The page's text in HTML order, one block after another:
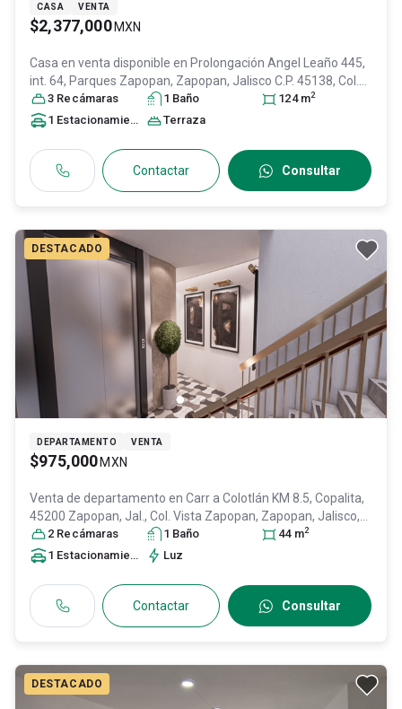
CASA VENTA
$2,377,000 MXN
Casa en venta disponible en Prolongación Angel Leaño 445,
int. 64, Parques Zapopan, Zapopan, Jalisco C.P. 45138, Col.
Militar Zapopan,
Zapopan, Jalisco , México, C.P. 45138
29739108
3 Recámaras 1 Baño 124 m2
1 Estacionamiento Terraza
Contactar Consultar
DESTACADO
DEPARTAMENTO VENTA
$975,000 MXN
Venta de departamento en Carr a Colotlán KM 8.5, Copalita,
45200 Zapopan, Jal., Col. Vista Zapopan, Zapopan, Jalisco,
México, C.P. 45200 , ID: 30959155
2 Recámaras 1 Baño 44 m2
1 Estacionamiento Luz
Contactar Consultar
DESTACADO